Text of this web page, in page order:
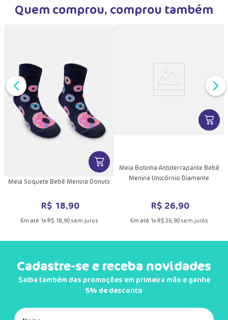
Quem comprou, comprou também
INFORMAÇÕES DO PRODUTOVER MAIS INFORMAÇÕES DO
Meia Soquete Bebê Menina Donuts
R$ 18,90
Em até 1x R$ 18, 90sem juros
VER
Meia Botinha Antiderrapante Bebê
Menina Unicórnio Diamante
R$ 26,90
Em até 1x R$ 26, 90sem juros
Cadastre-se e receba novidades
Saiba também das promoções em primeira mão e ganhe
5% de desconto